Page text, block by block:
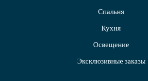
Спальня
Кухня
Освещение
Эксклюзивные заказы